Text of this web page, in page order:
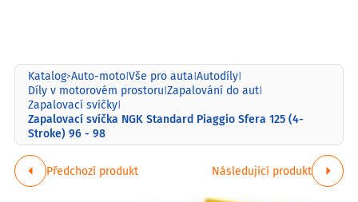
Katalog>Auto-moto|Vše pro auta|Autodíly|
Díly v motorovém prostoru|Zapalování do aut|
Zapalovací svíčky|
Zapalovací svíčka NGK Standard Piaggio Sfera 125 (4-
Stroke) 96 - 98
Předchozí produkt Následující produkt